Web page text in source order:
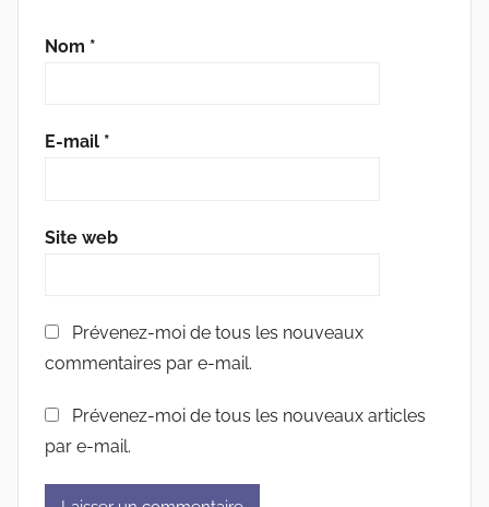
Nom *
E-mail *
Site web
Prévenez-moi de tous les nouveaux
commentaires par e-mail.
Prévenez-moi de tous les nouveaux articles
par e-mail.